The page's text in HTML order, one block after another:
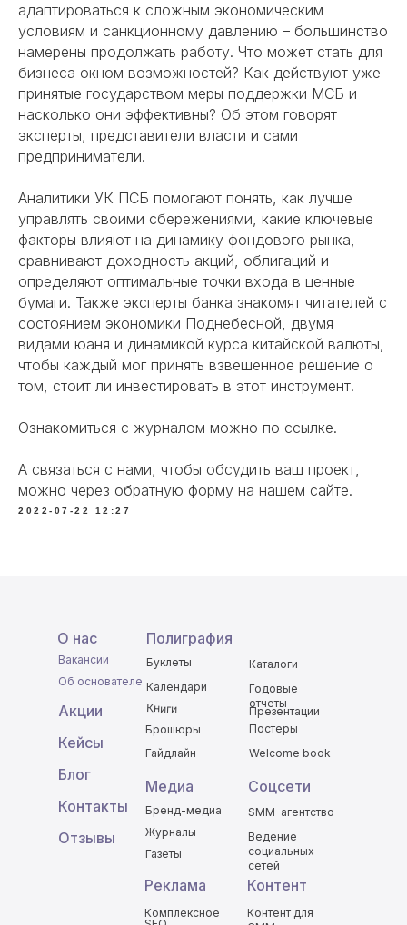
адаптироваться к сложным экономическим
условиям и санкционному давлению – большинство
намерены продолжать работу. Что может стать для
бизнеса окном возможностей? Как действуют уже
принятые государством меры поддержки МСБ и
насколько они эффективны? Об этом говорят
эксперты, представители власти и сами
предприниматели.
Аналитики УК ПСБ помогают понять, как лучше
управлять своими сбережениями, какие ключевые
факторы влияют на динамику фондового рынка,
сравнивают доходность акций, облигаций и
определяют оптимальные точки входа в ценные
бумаги. Также эксперты банка знакомят читателей с
состоянием экономики Поднебесной, двумя
видами юаня и динамикой курса китайской валюты,
чтобы каждый мог принять взвешенное решение о
том, стоит ли инвестировать в этот инструмент.
Ознакомиться с журналом можно по ссылке.
А связаться с нами, чтобы обсудить ваш проект,
можно через обратную форму на нашем сайте.
2022-07-22 12:27
Реклама
Комплексное
Медиа
Бренд-медиа
Журналы
Газеты
Кейсы
Блог
Соцсети
Ведение
социальных
сетей
SMM-агентство
О нас
Контакты
Отзывы
Контент для
Контент
Акции
Буклеты
Календари
Гайдлайн Welcome book
Книги
Годовые
отчеты
Каталоги
Полиграфия
Презентации
Брошюры
Постеры
Об основателе
Вакансии